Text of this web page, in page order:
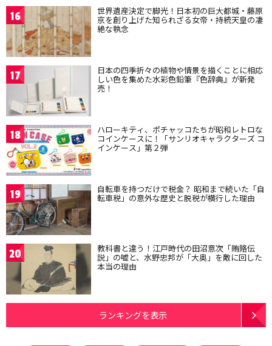
16 世界遺産決定で脚光！日本初の巨大都城・藤原
京を創り上げた知られざる女帝・持統天皇の凄
絶な執念
17 日本の四季折々の植物や情景を描くことに相応
しい色を集めた水彩色鉛筆『色辞典』が新発
売！
18 ハローキティ、ポチャッコたちが昭和レトロな
コインケースに！「サンリオキャラクターズ コ
インケース」第２弾
19 自転車を持つだけで税金？ 昭和まで続いた「自
転車税」の意外な歴史と脱税が横行した理由
20 教科書と違う！江戸時代の田沼意次「賄賂伝
説」の嘘と、水野忠邦が「大奥」を敵に回した
本当の理由
ランキングを表示